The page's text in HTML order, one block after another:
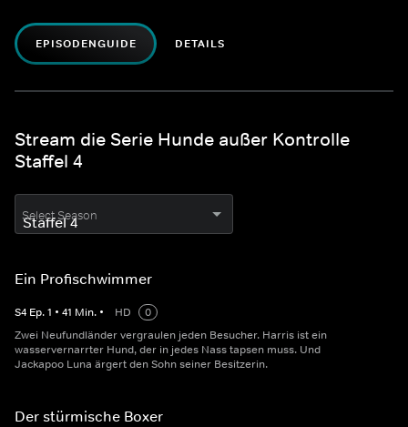
EPISODENGUIDE DETAILS
Stream die Serie Hunde außer Kontrolle
Staffel 4
Select Season
Ein Profischwimmer
S4 Ep.1 • 41 Min. • HD
0
Zwei Neufundländer vergraulen jeden Besucher. Harris ist ein
wasservernarrter Hund, der in jedes Nass tapsen muss. Und
Jackapoo Luna ärgert den Sohn seiner Besitzerin.
Der stürmische Boxer